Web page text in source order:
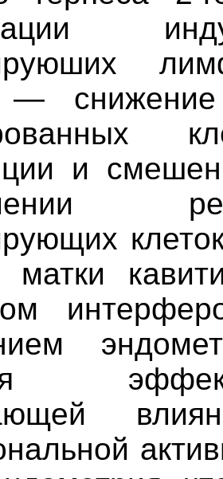
— снижение
и
матки